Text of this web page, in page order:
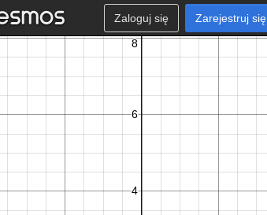
Zaloguj się Zarejestruj się